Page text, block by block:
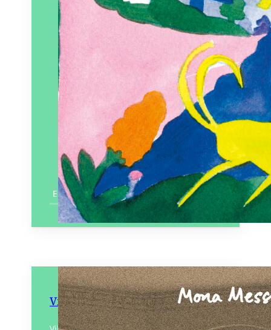
En savoir plus
Villa Bergamote